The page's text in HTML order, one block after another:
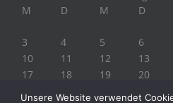
M
D M D
3
4 5 6
10
11 12 13
17
18 19 20
Unsere Website verwendet